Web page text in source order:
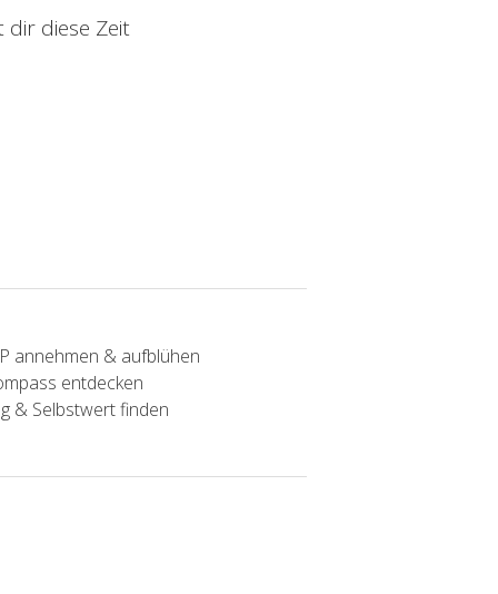
diese Zeit
annehmen & aufblühen
entdecken
& Selbstwert finden